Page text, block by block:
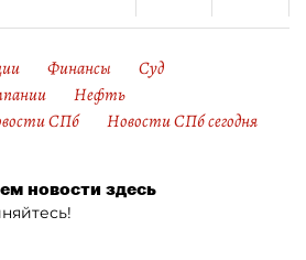
Финансы
Суд
Нефть
СПб Новости СПб сегодня
новости здесь